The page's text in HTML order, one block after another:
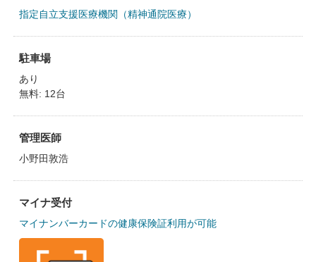
指定自立支援医療機関（精神通院医療）
駐車場
あり
無料: 12台
管理医師
小野田敦浩
マイナ受付
マイナンバーカードの健康保険証利用が可能